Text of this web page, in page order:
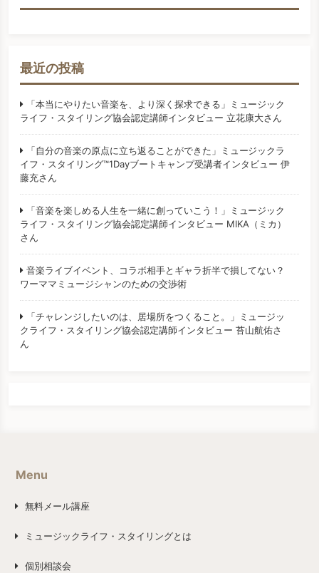
最近の投稿
「本当にやりたい音楽を、より深く探求できる」ミュージック
ライフ・スタイリング協会認定講師インタビュー 立花康大さん
「自分の音楽の原点に立ち返ることができた」ミュージックラ
イフ・スタイリング™️1Dayブートキャンプ受講者インタビュー 伊
藤充さん
「音楽を楽しめる人生を一緒に創っていこう！」ミュージック
ライフ・スタイリング協会認定講師インタビュー MIKA（ミカ）
さん
音楽ライブイベント、コラボ相手とギャラ折半で損してない？
ワーママミュージシャンのための交渉術
「チャレンジしたいのは、居場所をつくること。」ミュージッ
クライフ・スタイリング協会認定講師インタビュー 苔山航佑さ
ん
Menu
無料メール講座
ミュージックライフ・スタイリングとは
個別相談会